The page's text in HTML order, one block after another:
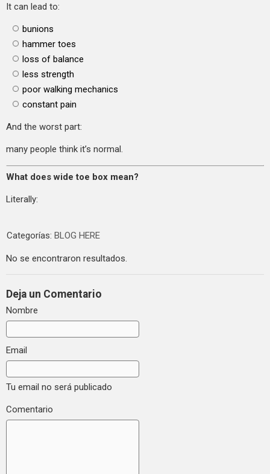
It can lead to:
bunions
hammer toes
loss of balance
less strength
poor walking mechanics
constant pain
And the worst part:
many people think it’s normal.
What does wide toe box mean?
Literally:
Categorías: BLOG HERE
No se encontraron resultados.
Deja un Comentario
Nombre
Email
Tu email no será publicado
Comentario